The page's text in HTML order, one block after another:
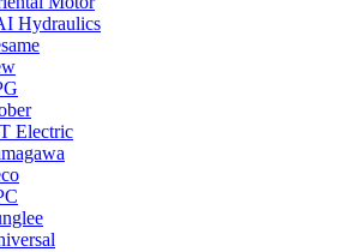
Hydraulics
Electric